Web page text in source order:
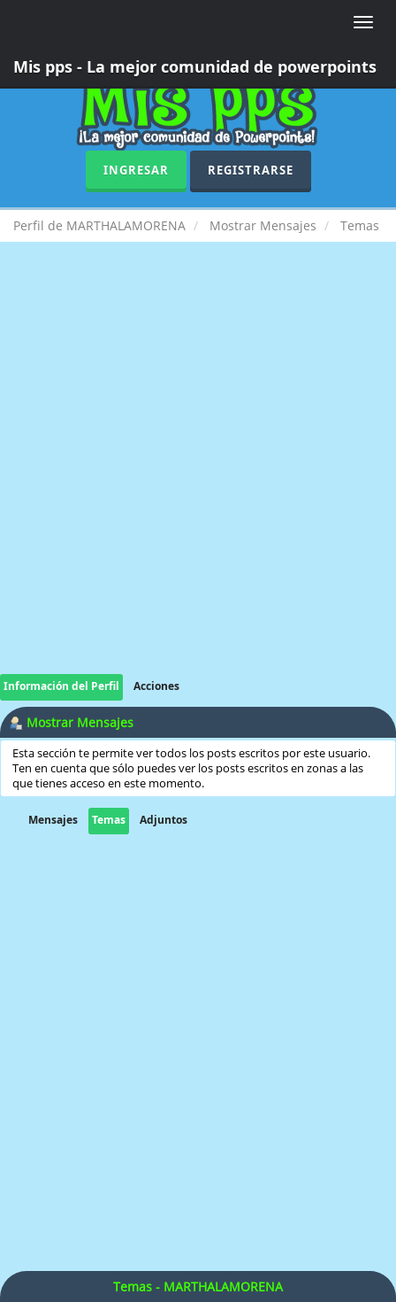
Toggle
Mis pps - La mejor comunidad de powerpoints
INGRESAR REGISTRARSE
Perfil de MARTHALAMORENA Mostrar Mensajes Temas
Información del Perfil Acciones
Mostrar Mensajes
Esta sección te permite ver todos los posts escritos por este usuario.
Ten en cuenta que sólo puedes ver los posts escritos en zonas a las
que tienes acceso en este momento.
Mensajes Temas Adjuntos
Temas - MARTHALAMORENA